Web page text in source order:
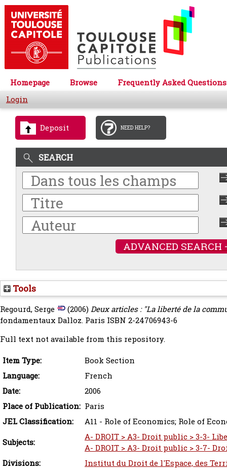
Homepage Browse
Frequently Asked Questions
Login
Deposit NEED HELP?
SEARCH
ADVANCED SEARCH
Tools
Regourd, Serge (2006)Deux articles : "La liberté de la
fondamentaux Dalloz. Paris ISBN 2-24706943-6
Full text not available from this repository.
Item Type:
Book Section
Language:
French
Date:
2006
Place of Publication: Paris
JEL Classification:
A11 - Role of Economics; Role of
Subjects:
A- DROIT > A3- Droit public > 3-3-
A- DROIT > A3- Droit public > 3-7-
Divisions:
Institut du Droit de l'Espace, des